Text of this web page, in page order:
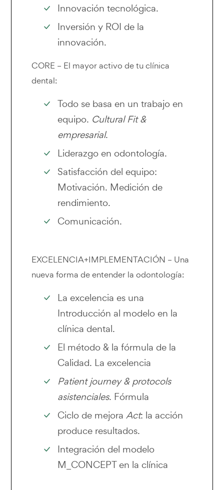
Innovación tecnológica.
Inversión y ROI de la
innovación.
CORE – El mayor activo de tu clínica
dental:
Todo se basa en un trabajo en
equipo. Cultural Fit &
empresarial.
Liderazgo en odontología.
Satisfacción del equipo:
Motivación. Medición de
rendimiento.
Comunicación.
EXCELENCIA+IMPLEMENTACIÓN – Una
nueva forma de entender la odontología:
La excelencia es una
Introducción al modelo en la
clínica dental.
El método & la fórmula de la
Calidad. La excelencia
Patient journey & protocols
asistenciales. Fórmula
Ciclo de mejora Act: la acción
produce resultados.
Integración del modelo
M_CONCEPT en la clínica